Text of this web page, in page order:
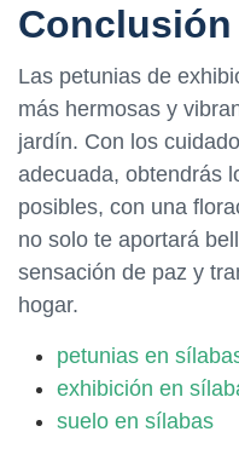
Conclusión
Las petunias de
más hermosas y
jardín. Con los
adecuada, obtendrás
posibles, con una
no solo te aportará
sensación de paz y
hogar.
petunias en
exhibición en
suelo en sílabas